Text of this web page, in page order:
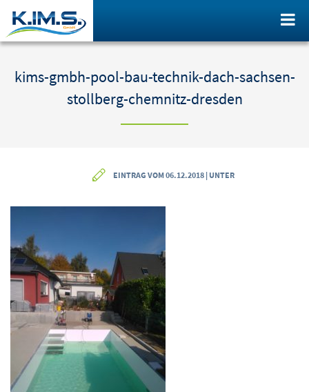
kims-gmbh-pool-bau-technik-dach-sachsen-
stollberg-chemnitz-dresden
EINTRAG VOM 06.12.2018 | UNTER